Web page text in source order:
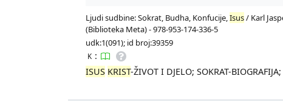
Ljudi sudbine: Sokrat, Budha, Konfucije,Isus/ Karl
(Biblioteka Meta) - 978-953-174-336-5
udk:1(091); id broj:39359
K :
ISUS KRIST-ŽIVOT I DJELO; SOKRAT-